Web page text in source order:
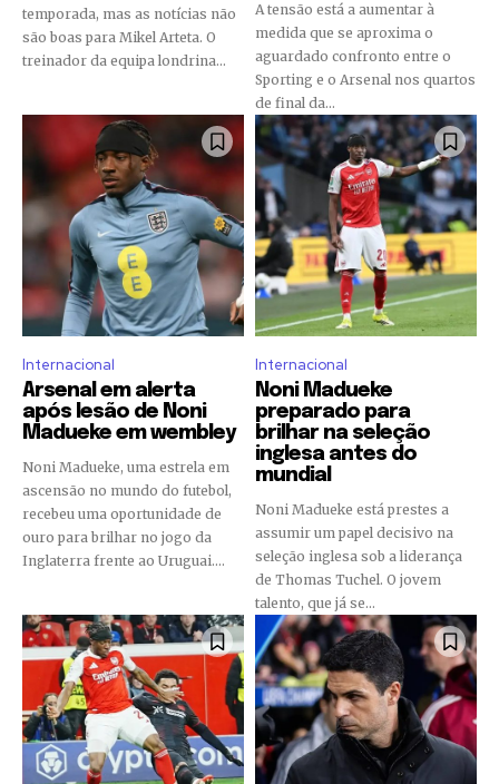
temporada, mas as notícias não
são boas para Mikel Arteta. O
treinador da equipa londrina...
A tensão está a aumentar à
medida que se aproxima o
aguardado confronto entre o
Sporting e o Arsenal nos quartos
de final da...
Internacional
Arsenal em alerta
após lesão de Noni
Madueke em wembley
Noni Madueke, uma estrela em
ascensão no mundo do futebol,
recebeu uma oportunidade de
ouro para brilhar no jogo da
Inglaterra frente ao Uruguai....
Internacional
Noni Madueke
preparado para
brilhar na seleção
inglesa antes do
mundial
Noni Madueke está prestes a
assumir um papel decisivo na
seleção inglesa sob a liderança
de Thomas Tuchel. O jovem
talento, que já se...